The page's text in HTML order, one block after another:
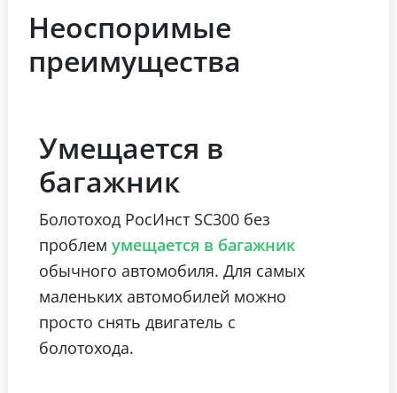
Неоспоримые
преимущества
Умещается в
багажник
Болотоход РосИнст SC300 без
проблем умещается в багажник
обычного автомобиля. Для самых
маленьких автомобилей можно
просто снять двигатель с
болотохода.